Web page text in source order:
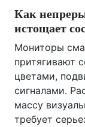
Как
истощает
Мониторы
притягивают
цветами,
сигналами.
массу
требует